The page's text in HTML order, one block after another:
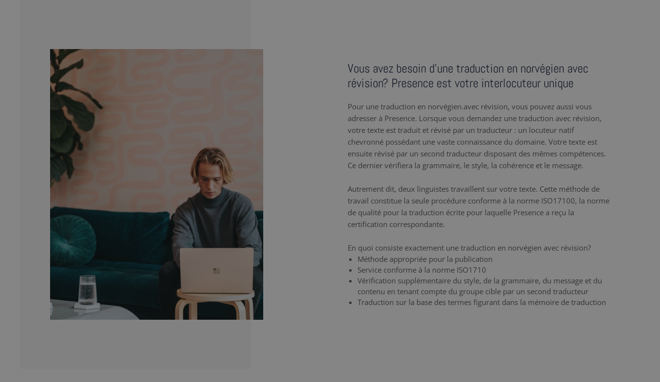
Vous avez besoin d’une traduction en norvégien avec
révision? Presence est votre interlocuteur unique
Pour une traduction en norvégien.avec révision, vous pouvez aussi vous
adresser à Presence. Lorsque vous demandez une traduction avec révision,
votre texte est traduit et révisé par un traducteur : un locuteur natif
chevronné possédant une vaste connaissance du domaine. Votre texte est
ensuite révisé par un second traducteur disposant des mêmes compétences.
Ce dernier vérifiera la grammaire, le style, la cohérence et le message.
Autrement dit, deux linguistes travaillent sur votre texte. Cette méthode de
travail constitue la seule procédure conforme à la norme ISO17100, la norme
de qualité pour la traduction écrite pour laquelle Presence a reçu la
certification correspondante.
En quoi consiste exactement une traduction en norvégien avec révision?
Méthode appropriée pour la publication
Service conforme à la norme ISO1710
Vérification supplémentaire du style, de la grammaire, du message et du
contenu en tenant compte du groupe cible par un second traducteur
Traduction sur la base des termes figurant dans la mémoire de traduction